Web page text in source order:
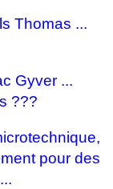
Thomas ...
Gyver ...
???
pour des